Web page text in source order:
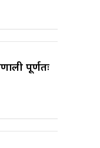
पूर्णतः